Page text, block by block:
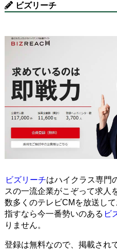
ビズリーチ
ビズリーチはハイクラス専門
スの一流企業がこぞって求人
数多くのテレビCMを放送し
指すなら今一番勢いのある ビ
りません。
登録は無料なので、掲載され